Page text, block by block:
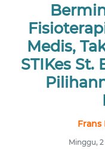
Medis,
STIKes
Frans
Minggu,
NUSANTARA